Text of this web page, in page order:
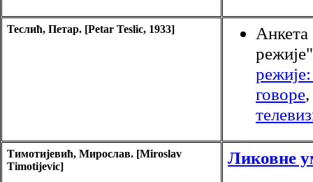
Теслић, Петар. [Petar Teslic, 1933]
говоре,
Тимотијевић, Мирослав. [Miroslav
Timotijevic]
Ликовне